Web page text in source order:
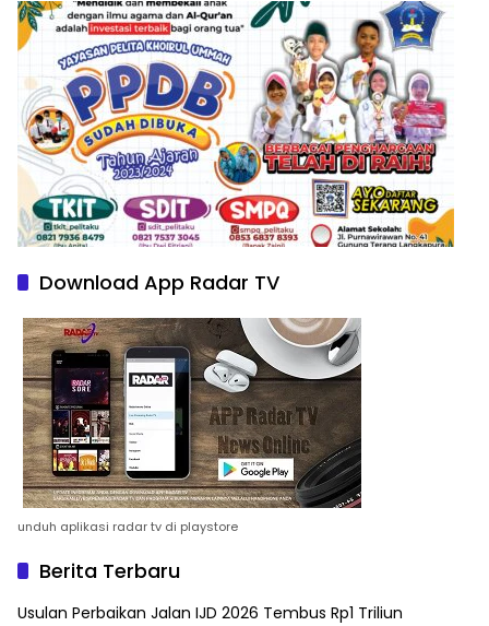
Download App Radar TV
unduh aplikasi radar tv di playstore
Berita Terbaru
Usulan Perbaikan Jalan IJD 2026 Tembus Rp1 Triliun